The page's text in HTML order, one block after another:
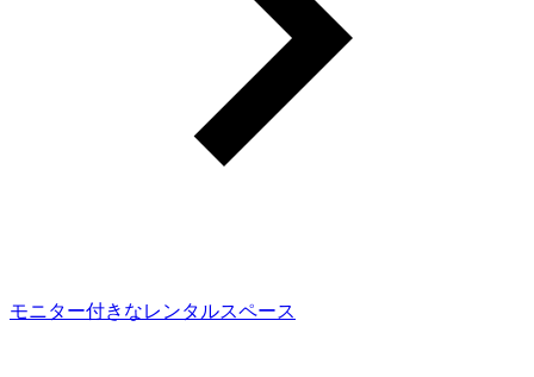
モニター付きなレンタルスペース